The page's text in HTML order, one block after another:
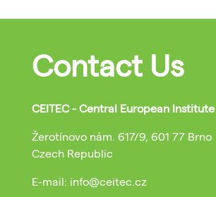
Contact Us
CEITEC - Central European
Žerotínovo nám. 617/9, 601 77 Brno
Czech Republic
E-mail: info@ceitec.cz